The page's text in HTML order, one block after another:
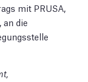
mit PRUSA,
an die